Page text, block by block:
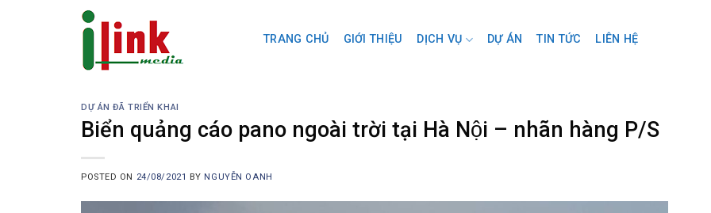
TRANG CHỦ GIỚI THIỆU DỊCH VỤ DỰ ÁN TIN TỨC LIÊN HỆ
DỰ ÁN ĐÃ TRIỂN KHAI
Biển quảng cáo pano ngoài trời tại Hà Nội – nhãn hàng P/S
POSTED ON 24/08/2021 BY NGUYỄN OANH